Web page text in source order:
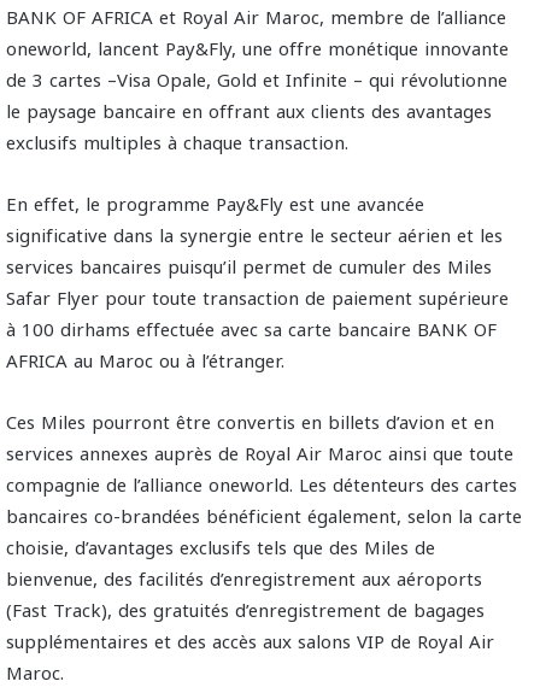
BANK OF AFRICA et Royal Air Maroc, membre de l’alliance
oneworld, lancent Pay&Fly, une offre monétique innovante
de 3 cartes –Visa Opale, Gold et Infinite – qui révolutionne
le paysage bancaire en offrant aux clients des avantages
exclusifs multiples à chaque transaction.
En effet, le programme Pay&Fly est une avancée
significative dans la synergie entre le secteur aérien et les
services bancaires puisqu’il permet de cumuler des Miles
Safar Flyer pour toute transaction de paiement supérieure
à 100 dirhams effectuée avec sa carte bancaire BANK OF
AFRICA au Maroc ou à l’étranger.
Ces Miles pourront être convertis en billets d’avion et en
services annexes auprès de Royal Air Maroc ainsi que toute
compagnie de l’alliance oneworld. Les détenteurs des cartes
bancaires co-brandées bénéficient également, selon la carte
choisie, d’avantages exclusifs tels que des Miles de
bienvenue, des facilités d’enregistrement aux aéroports
(Fast Track), des gratuités d’enregistrement de bagages
supplémentaires et des accès aux salons VIP de Royal Air
Maroc.